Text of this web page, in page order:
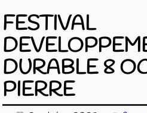
FESTIVAL
DURABLE 8
PIERRE